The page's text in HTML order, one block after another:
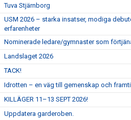
Tuva Stjärnborg
USM 2026 – starka insatser, modiga
erfarenheter
Nominerade ledare/gymnaster som
Landslaget 2026
TACK!
Idrotten – en väg till gemenskap och
KILLÄGER 11–13 SEPT 2026!
Uppdatera garderoben.